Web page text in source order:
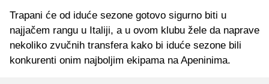
Trapani će od iduće sezone gotovo sigurno biti u
najjačem rangu u Italiji, a u ovom klubu žele da naprave
nekoliko zvučnih transfera kako bi iduće sezone bili
konkurenti onim najboljim ekipama na Apeninima.